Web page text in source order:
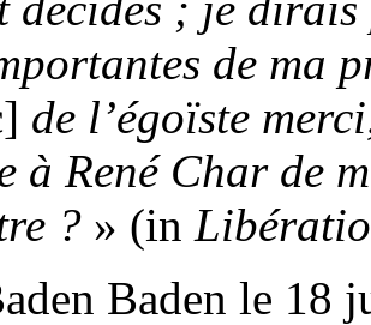
de ma
de l’égoïste
à René Char de
? » (in
Baden le 18